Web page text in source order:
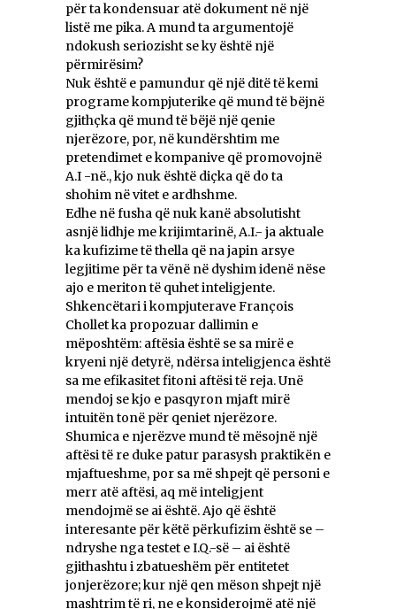
për ta kondensuar atë dokument në një
listë me pika. A mund ta argumentojë
ndokush seriozisht se ky është një
përmirësim?
Nuk është e pamundur që një ditë të kemi
programe kompjuterike që mund të bëjnë
gjithçka që mund të bëjë një qenie
njerëzore, por, në kundërshtim me
pretendimet e kompanive që promovojnë
A.I -në., kjo nuk është diçka që do ta
shohim në vitet e ardhshme.
Edhe në fusha që nuk kanë absolutisht
asnjë lidhje me krijimtarinë, A.I.- ja aktuale
ka kufizime të thella që na japin arsye
legjitime për ta vënë në dyshim idenë nëse
ajo e meriton të quhet inteligjente.
Shkencëtari i kompjuterave François
Chollet ka propozuar dallimin e
mëposhtëm: aftësia është se sa mirë e
kryeni një detyrë, ndërsa inteligjenca është
sa me efikasitet fitoni aftësi të reja. Unë
mendoj se kjo e pasqyron mjaft mirë
intuitën tonë për qeniet njerëzore.
Shumica e njerëzve mund të mësojnë një
aftësi të re duke patur parasysh praktikën e
mjaftueshme, por sa më shpejt që personi e
merr atë aftësi, aq më inteligjent
mendojmë se ai është. Ajo që është
interesante për këtë përkufizim është se –
ndryshe nga testet e I.Q.-së – ai është
gjithashtu i zbatueshëm për entitetet
jonjerëzore; kur një qen mëson shpejt një
mashtrim të ri, ne e konsiderojmë atë një